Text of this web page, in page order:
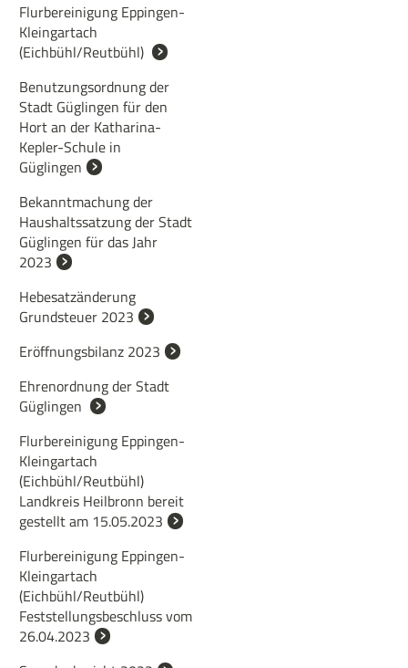
Flurbereinigung Eppingen-
Kleingartach
(Eichbühl/Reutbühl)
Benutzungsordnung der
Stadt Güglingen für den
Hort an der Katharina-
Kepler-Schule in
Güglingen
Bekanntmachung der
Haushaltssatzung der Stadt
Güglingen für das Jahr
2023
Hebesatzänderung
Grundsteuer 2023
Eröffnungsbilanz 2023
Ehrenordnung der Stadt
Güglingen
Flurbereinigung Eppingen-
Kleingartach
(Eichbühl/Reutbühl)
Landkreis Heilbronn bereit
gestellt am 15.05.2023
Flurbereinigung Eppingen-
Kleingartach
(Eichbühl/Reutbühl)
Feststellungsbeschluss vom
26.04.2023